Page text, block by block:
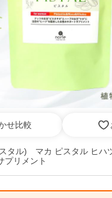
せ比較
タル) マカ ピスタル ヒハ
プリメント